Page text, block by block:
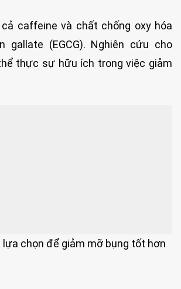
caffeine và chất chống oxy hóa
gallate (EGCG). Nghiên cứu cho
thực sự hữu ích trong việc giảm
lựa chọn để giảm mỡ bụng tốt hơn